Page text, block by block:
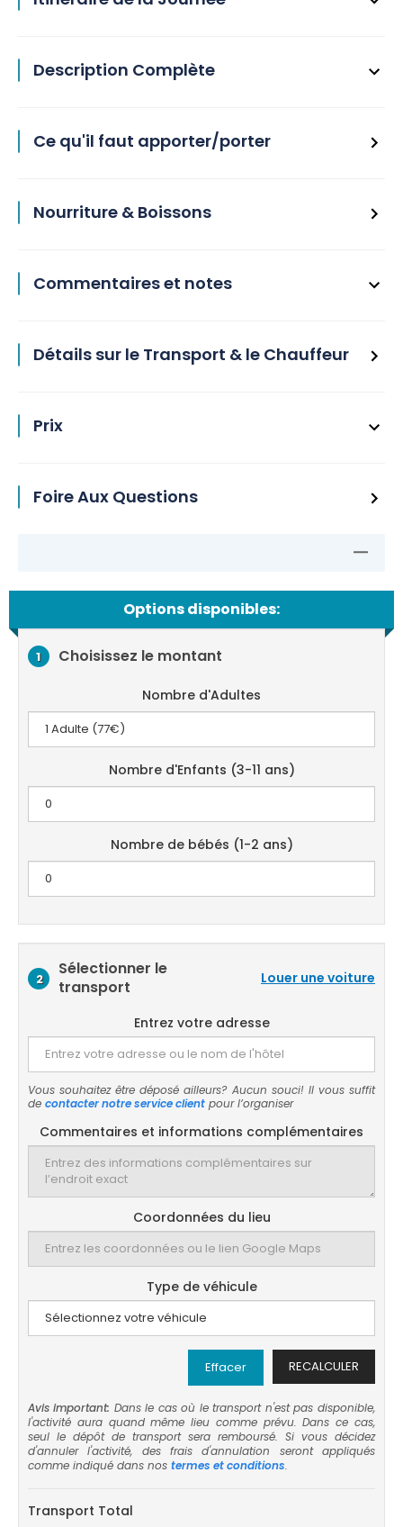
Description Complète
Ce qu'il faut apporter/porter
Nourriture & Boissons
Commentaires et notes
Détails sur le Transport & le Chauffeur
Prix
Foire Aux Questions
Options disponibles:
1 Choisissez le montant
Nombre d'Adultes
Nombre d'Enfants (3-11 ans)
Nombre de bébés (1-2 ans)
2
Sélectionner le
transport
Louer une voiture
Entrez votre adresse
Vous souhaitez être déposé ailleurs? Aucun souci! Il vous suffit
de contacter notre service client pour l’organiser
Commentaires et informations complémentaires
Coordonnées du lieu
Type de véhicule
RECALCULER
Effacer
Avis important: Dans le cas où le transport n'est pas disponible,
l'activité aura quand même lieu comme prévu. Dans ce cas,
seul le dépôt de transport sera remboursé. Si vous décidez
d'annuler l'activité, des frais d'annulation seront appliqués
comme indiqué dans nos termes et conditions.
Transport Total